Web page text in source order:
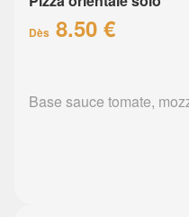
Dès 8.50 €
Base sauce tomate,